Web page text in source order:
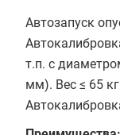
Автозапуск
т.п. с
мм). Вес ≤ 65